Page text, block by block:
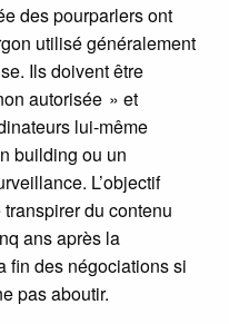
des pourparlers ont
utilisé généralement
Ils doivent être
autorisée » et
lui-même
building ou un
L’objectif
du contenu
ans après la
fin des négociations si
pas aboutir.